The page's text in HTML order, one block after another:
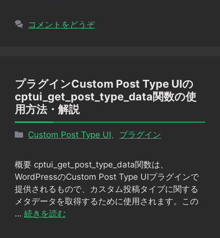
コメントをどうぞ
プラグインCustom Post Type UIの
cptui_get_post_type_data関数の使
用方法・解説
カ
リ
ー
Custom Post Type UI プラグイン
概要 cptui_get_post_type_data関数は、
WordPressのCustom Post Type UIプラグインで
提供されるもので、カスタム投稿タイプに関する
メタデータを取得するために使用されます。この
… 続きを読む